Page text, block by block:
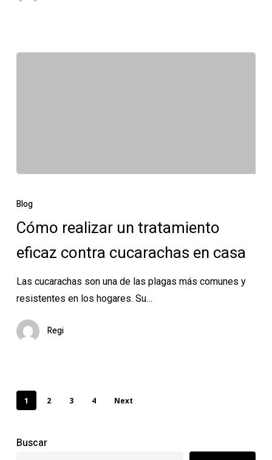
realizar
tratamiento
eficaz
cucarachas
en
casa
Blog
Cómo realizar un tratamiento
eficaz contra cucarachas en casa
Las cucarachas son una de las plagas más comunes y
resistentes en los hogares. Su…
Regi
1 2 3 4 Next
Buscar